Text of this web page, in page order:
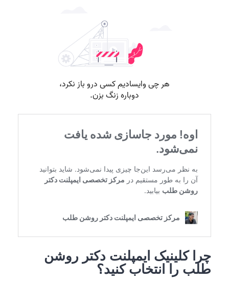
چرا کلینیک ایمپلنت دکتر روشن
طلب را انتخاب کنید؟